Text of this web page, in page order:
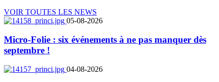
VOIR TOUTES LES NEWS
05-08-2026
Micro-Folie : six événements à ne pas manquer dès
septembre !
04-08-2026